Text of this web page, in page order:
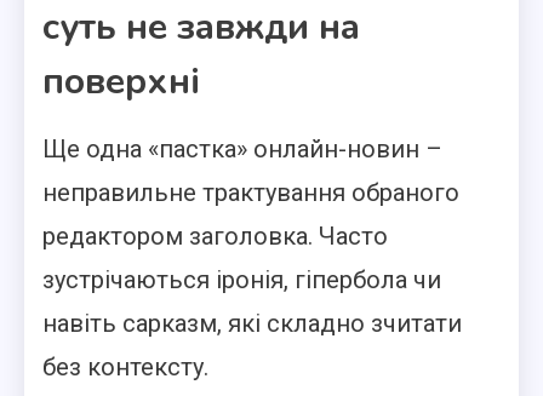
суть не завжди на
поверхні
Ще одна «пастка» онлайн-новин –
неправильне трактування обраного
редактором заголовка. Часто
зустрічаються іронія, гіпербола чи
навіть сарказм, які складно зчитати
без контексту.